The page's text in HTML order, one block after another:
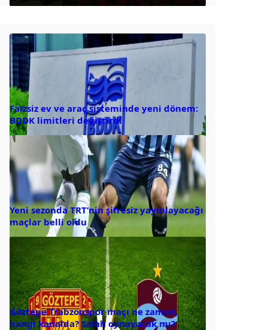
Faizsiz ev ve araç sisteminde yeni dönem:
BDDK limitleri değiştirdi
Yeni sezonda TRT’nin şifresiz yayınlayacağı
maçlar belli oldu
Göztepe Trabzonspor maçı ne zaman,
hangi kanalda? Salah oynayacak mı?